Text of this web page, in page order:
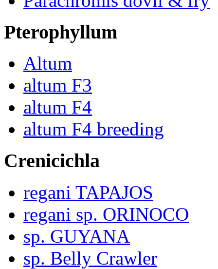
Pterophyllum
Altum
altum F3
altum F4
altum F4 breeding
Crenicichla
regani TAPAJOS
regani sp. ORINOCO
sp. GUYANA
sp. Belly Crawler